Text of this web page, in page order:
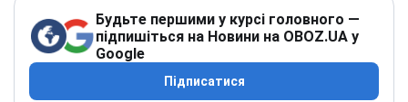
Будьте першими у курсі головного —
підпишіться на Новини на OBOZ.UA у
Google
Підписатися